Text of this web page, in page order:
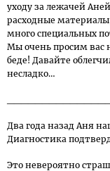
уходу за лежачей
расходные
много специальных
Мы очень просим вас
беде! Давайте
несладко…
Два года назад Аня
Диагностика
Это невероятно